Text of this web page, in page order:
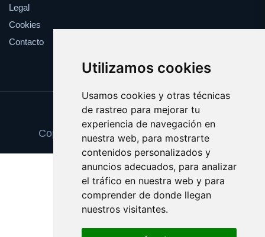
Utilizamos cookies
Usamos cookies y otras técnicas
de rastreo para mejorar tu
experiencia de navegación en
nuestra web, para mostrarte
contenidos personalizados y
anuncios adecuados, para analizar
el tráfico en nuestra web y para
comprender de donde llegan
nuestros visitantes.
Legal
Cookies
Contacto
Update cookies preferences
Copyright © 2025 cepillointerdental.com